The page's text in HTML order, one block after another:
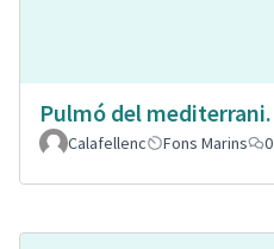
Pulmó del mediterrani.
Calafellenc
Fons Marins 0